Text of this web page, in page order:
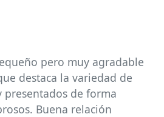
pero muy agradable
destaca la variedad de
presentados de forma
Buena relación